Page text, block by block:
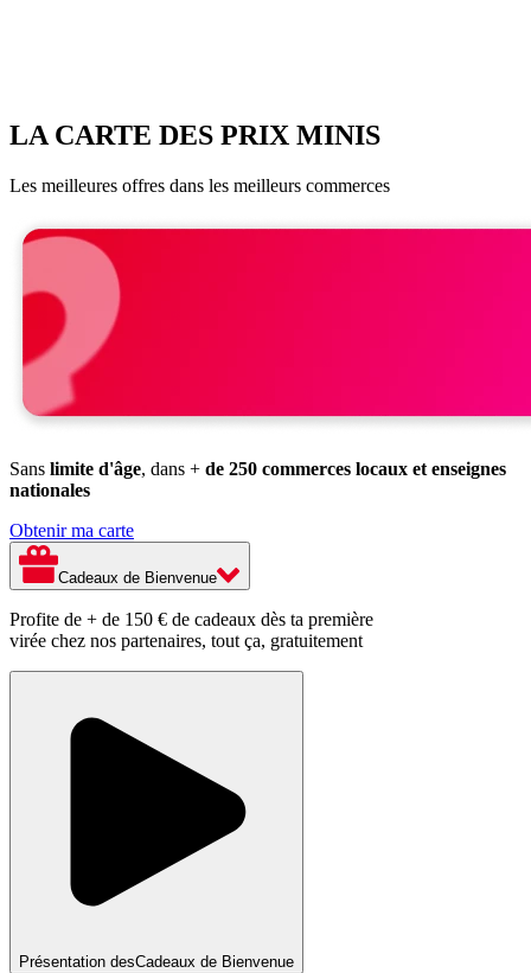
LA CARTE DES PRIX MINIS
Les meilleures offres dans les meilleurs commerces
Sans limite d'âge, dans + de 250 commerces locaux et enseignes
nationales
Obtenir ma carte
Cadeaux de Bienvenue
Profite de + de 150 € de cadeaux dès ta première
virée chez nos partenaires, tout ça, gratuitement
Présentation desCadeaux de Bienvenue